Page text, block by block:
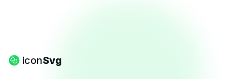
iconSvg